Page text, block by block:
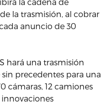
la trasmisión, al cobrar
anuncio de 30
hará una trasmisión
precedentes para una
cámaras, 12 camiones